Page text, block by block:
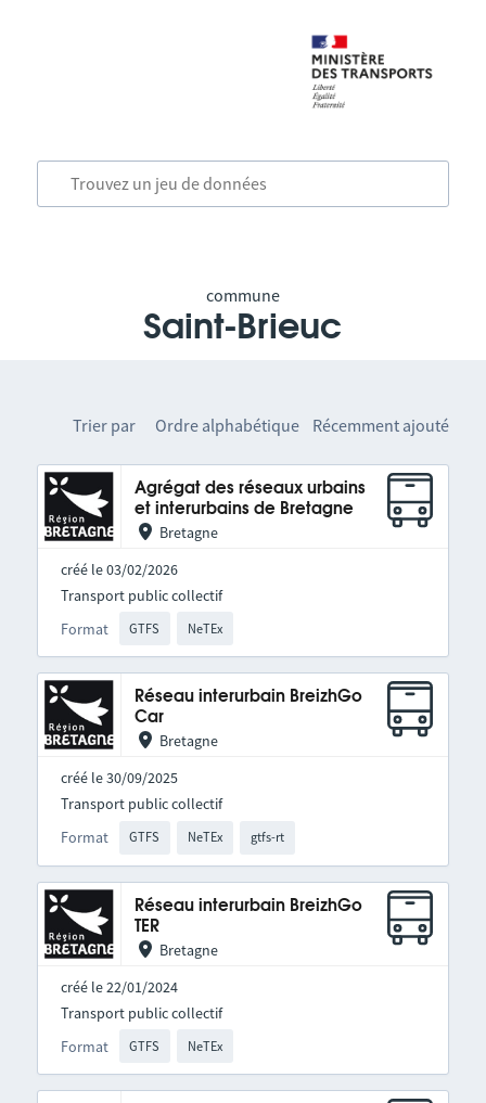
commune
Saint-Brieuc
Trier par Ordre alphabétique Récemment ajouté
Agrégat des réseaux urbains
et interurbains de Bretagne
Bretagne
créé le 03/02/2026
Format GTFS NeTEx
Transport public collectif
Réseau interurbain BreizhGo
Car
Bretagne
créé le 30/09/2025
Format GTFS NeTEx gtfs-rt
Transport public collectif
Réseau interurbain BreizhGo
TER
Bretagne
créé le 22/01/2024
Format GTFS NeTEx
Transport public collectif